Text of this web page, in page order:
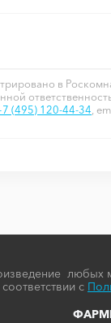
в
(495) 120-44-34 ,
любых
с